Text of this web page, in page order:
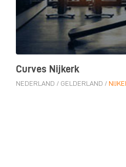
Curves Nijkerk
NEDERLAND / GELDERLAND /